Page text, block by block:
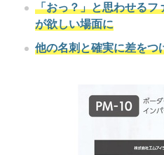
「おっ？」と思わせるフ
が欲しい場面に
他の名刺と確実に差をつ